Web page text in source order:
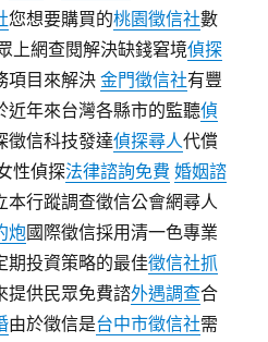
您想要購買的桃園徵信社數
上網查閱解決缺錢窘境偵探
項目來解決金門徵信社有豐
近年來台灣各縣市的監聽偵
徵信科技發達偵探尋人代償
性偵探法律諮詢免費 婚姻諮
本行蹤調查徵信公會網尋人
炮國際徵信採用清一色專業
期投資策略的最佳徵信社抓
提供民眾免費諮外遇調查合
由於徵信是台中市徵信社需